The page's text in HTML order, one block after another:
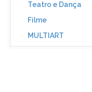
Teatro e Dança
Filme
MULTIART